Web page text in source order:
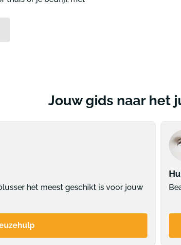
Jouw gids naar het
het meest geschikt is voor jouw